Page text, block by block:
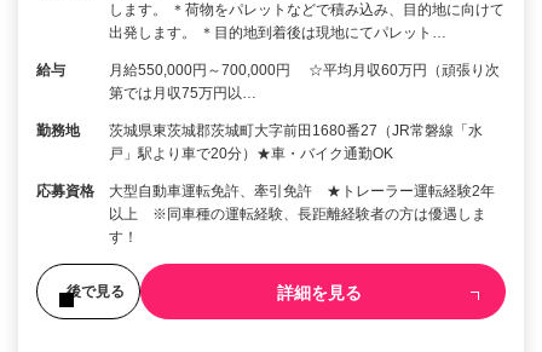
します。 ＊荷物をパレットなどで積み込み、目的地に向けて
出発します。 ＊目的地到着後は現地にてパレット…
給与
月給550,000円～700,000円 ☆平均月収60万円（頑張り次
第では月収75万円以…
勤務地
茨城県東茨城郡茨城町大字前田1680番27（JR常磐線「水
戸」駅より車で20分）★車・バイク通勤OK
応募資格
大型自動車運転免許、牽引免許 ★トレーラー運転経験2年
以上 ※同車種の運転経験、長距離経験者の方は優遇しま
す！
後で見る 詳細を見る